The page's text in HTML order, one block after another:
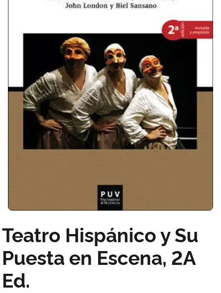
Teatro Hispánico y Su
Puesta en Escena, 2A
Ed.